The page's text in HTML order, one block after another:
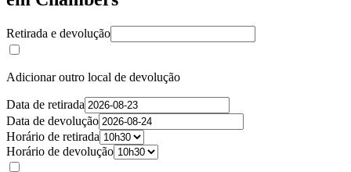
Retirada e devolução
Adicionar outro local de devolução
Data de retirada
Data de devolução
Horário de retirada
Horário de devolução